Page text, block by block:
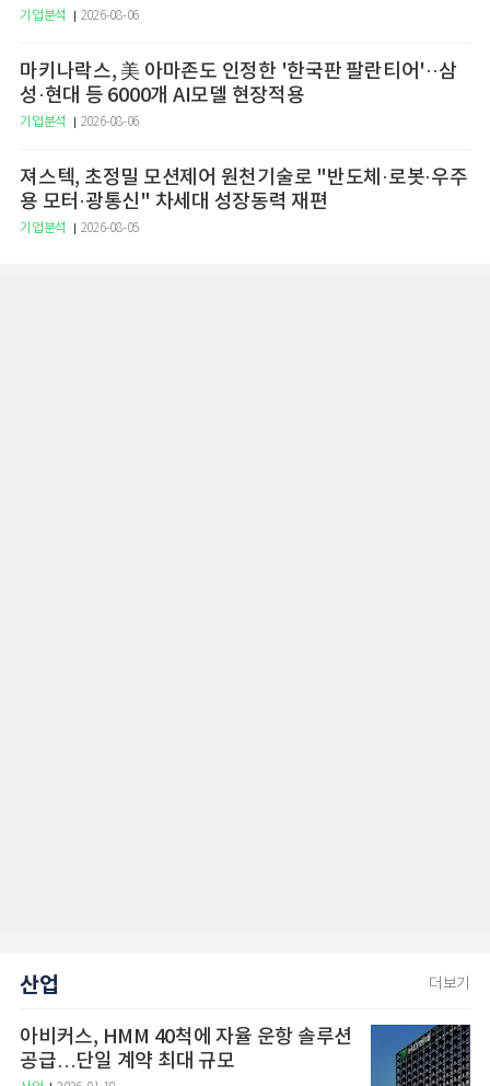
기업분석 2026-08-06
마키나락스, 美 아마존도 인정한 '한국판 팔란티어'··삼
성·현대 등 6000개 AI모델 현장적용
기업분석 2026-08-06
져스텍, 초정밀 모션제어 원천기술로 "반도체·로봇·우주
용 모터·광통신" 차세대 성장동력 재편
기업분석 2026-08-05
산업 더보기
아비커스, HMM 40척에 자율 운항 솔루션
공급…단일 계약 최대 규모